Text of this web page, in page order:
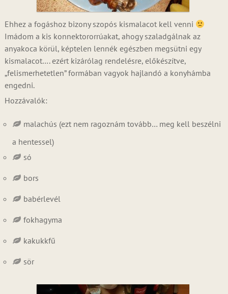
Ehhez a fogáshoz bizony szopós kismalacot kell venni
Imádom a kis konnektororrúakat, ahogy szaladgálnak az
anyakoca körül, képtelen lennék egészben megsütni egy
kismalacot…. ezért kizárólag rendelésre, előkészítve,
„felismerhetetlen” formában vagyok hajlandó a konyhámba
engedni.
Hozzávalók:
malachús (ezt nem ragoznám tovább… meg kell beszélni
a hentessel)
só
bors
babérlevél
fokhagyma
kakukkfű
sör